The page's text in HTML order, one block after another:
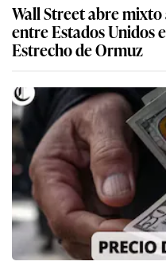
Wall Street abre
entre Estados Unidos
Estrecho de Ormuz